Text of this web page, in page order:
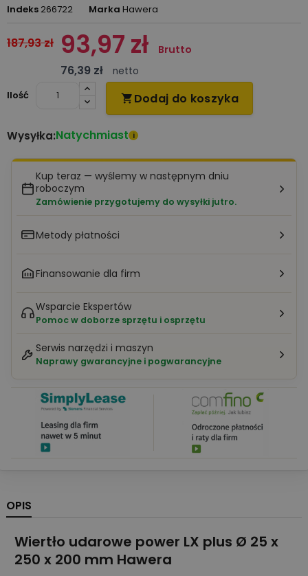
Indeks 266722 Marka Hawera
187,93 zł 93,97 zł Brutto
76,39 zł
netto
Ilość
 Dodaj do koszyka
Wysyłka:Natychmiast i
Kup teraz — wyślemy w następnym dniu
roboczym
Zamówienie przygotujemy do wysyłki jutro.
Metody płatności
Finansowanie dla firm
Wsparcie Ekspertów
Pomoc w doborze sprzętu i osprzętu
Serwis narzędzi i maszyn
Naprawy gwarancyjne i pogwarancyjne
OPIS
Wiertło udarowe power LX plus Ø 25 x
250 x 200 mm Hawera